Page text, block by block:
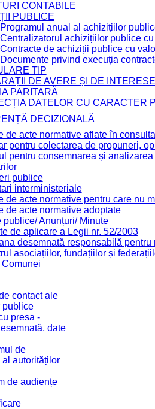
CONTABILE
PUBLICE
anual al achizițiilor
achizițiilor publice
de achiziții publice cu
privind execuția
TIP
DE AVERE ȘI DE INTERESE
PARITARĂ
DATELOR CU CARACTER
DECIZIONALĂ
de acte normative aflate în
pentru colectarea de propuneri,
pentru consemnarea și
publice
interministeriale
de acte normative pentru care nu
de acte normative adoptate
publice/ Anunțuri/ Minute
de aplicare a Legii nr. 52/2003
desemnată responsabilă
asociațiilor, fundațiilor și
contact ale
publice
presa -
date
de
autorităților
de audiențe